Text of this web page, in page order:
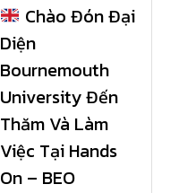
Chào Đón Đại
Diện
Bournemouth
University Đến
Thăm Và Làm
Việc Tại Hands
On – BEO